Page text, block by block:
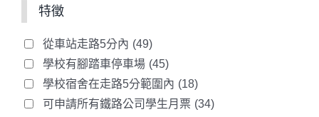
ん。当社は，管理用URLが用いられログ
インされた場合には，その管理用URLを
管理しているユーザー自身による利用と
みなします。
特徵
從車站走路5分內 (49)
學校有腳踏車停車場 (45)
學校宿舍在走路5分範圍內 (18)
可申請所有鐵路公司學生月票 (34)